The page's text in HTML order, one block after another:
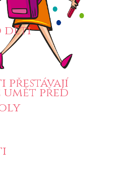
před
děti
přestávají